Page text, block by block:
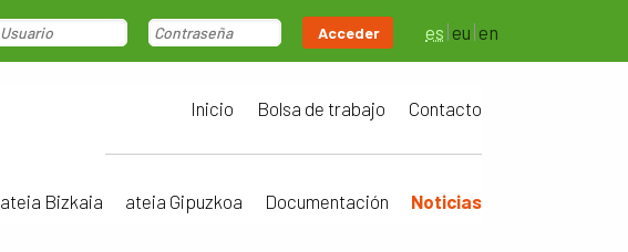
Acceder es eu en
Inicio Bolsa de trabajo Contacto
ateia Bizkaia ateia Gipuzkoa Documentación Noticias